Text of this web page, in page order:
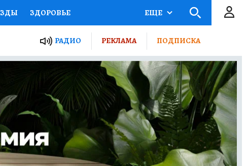
ЗДОРОВЬЕ
РОССИИ
СЕКРЕТЫ ПУТЕВОДИТЕЛЬ
ЖЕЛЕЗА ТУРИЗМ
ГИД ПОТРЕБИТЕЛЯ ВСЕ О КП
ЕЩЕ
РАДИО РЕКЛАМА ПОДПИСКА